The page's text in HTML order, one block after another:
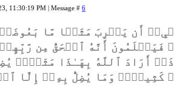
11:30:19 PM | Message # 6
أَن یَضۡرِبَ مَثَلࣰا مَّا
فَیَعۡلَمُونَ أَنَّهُ ٱلۡحَقُّ مِن
أَرَادَ ٱللَّهُ بِهَـٰذَا مَثَلࣰاۘ